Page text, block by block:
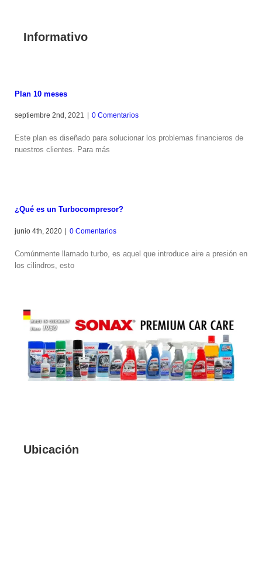
Informativo
Plan 10 meses
septiembre 2nd, 2021 0 Comentarios
Este plan es diseñado para solucionar los problemas financieros de
nuestros clientes. Para más
¿Qué es un Turbocompresor?
junio 4th, 2020 | 0 Comentarios
Comúnmente llamado turbo, es aquel que introduce aire a presión en
los cilindros, esto
Ubicación